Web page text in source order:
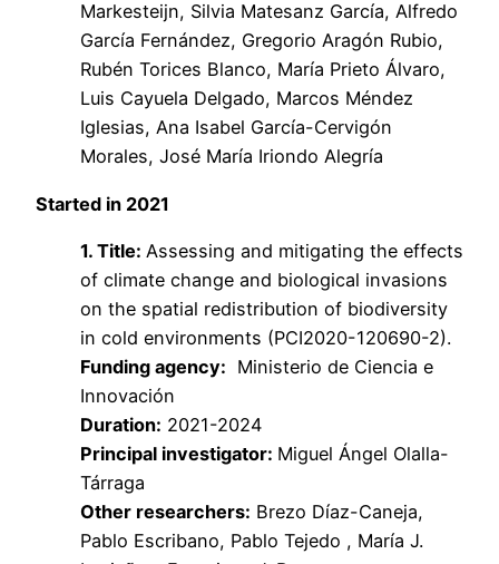
Markesteijn, Silvia Matesanz García, Alfredo
García Fernández, Gregorio Aragón Rubio,
Rubén Torices Blanco, María Prieto Álvaro,
Luis Cayuela Delgado, Marcos Méndez
Iglesias, Ana Isabel García-Cervigón
Morales, José María Iriondo Alegría
Started in 2021
1. Title: Assessing and mitigating the effects
of climate change and biological invasions
on the spatial redistribution of biodiversity
in cold environments (PCI2020-120690-2).
Funding agency: Ministerio de Ciencia e
Innovación
Duration: 2021-2024
Principal investigator: Miguel Ángel Olalla-
Tárraga
Other researchers: Brezo Díaz-Caneja,
Pablo Escribano, Pablo Tejedo , María J.